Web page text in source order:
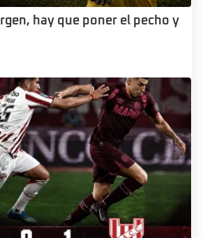
hay que poner el pecho y